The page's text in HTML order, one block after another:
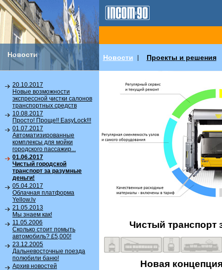
Новости Новости Проекты и решения
20.10.2017
Новые возможности
экспрессной чистки салонов
транспортных средств
10.08.2017
Просто! Проще!! EasyLock!!!
01.07.2017
Автоматизированные
комплексы для мойки
городского пассажир...
01.06.2017
Чистый городской
транспорт за разумные
деньги!
05.04.2017
Облачная платформа
Yellow.lv
21.05.2013
Мы знаем как!
11.05.2006
Сколько стоит помыть
автомобиль? £5,000!
23.12.2005
Дальневосточные поезда
полюбили баню!
Архив новостей
Чистый транспорт
Новая